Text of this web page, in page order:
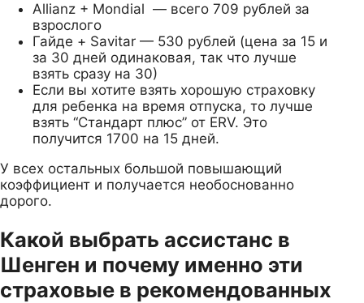
Allianz + Mondial — всего 709 рублей за
взрослого
Гайде + Savitar — 530 рублей (цена за 15 и
за 30 дней одинаковая, так что лучше
взять сразу на 30)
Если вы хотите взять хорошую страховку
для ребенка на время отпуска, то лучше
взять “Стандарт плюс” от ERV. Это
получится 1700 на 15 дней.
У всех остальных большой повышающий
коэффициент и получается необоснованно
дорого.
Какой выбрать ассистанс в
Шенген и почему именно эти
страховые в рекомендованных